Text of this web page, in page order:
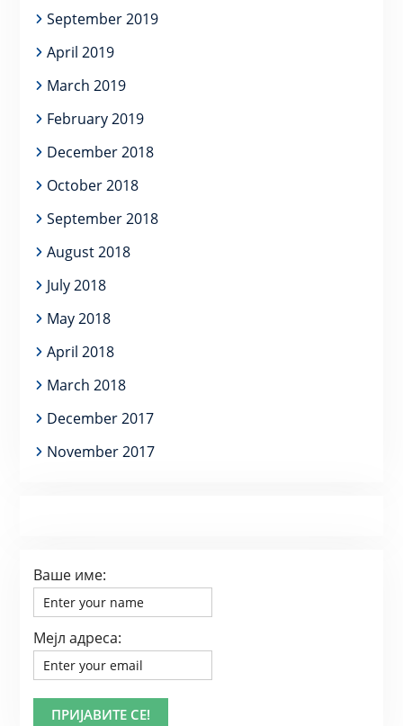
September 2019
April 2019
March 2019
February 2019
December 2018
October 2018
September 2018
August 2018
July 2018
May 2018
April 2018
March 2018
December 2017
November 2017
Ваше име:
Мејл адреса: